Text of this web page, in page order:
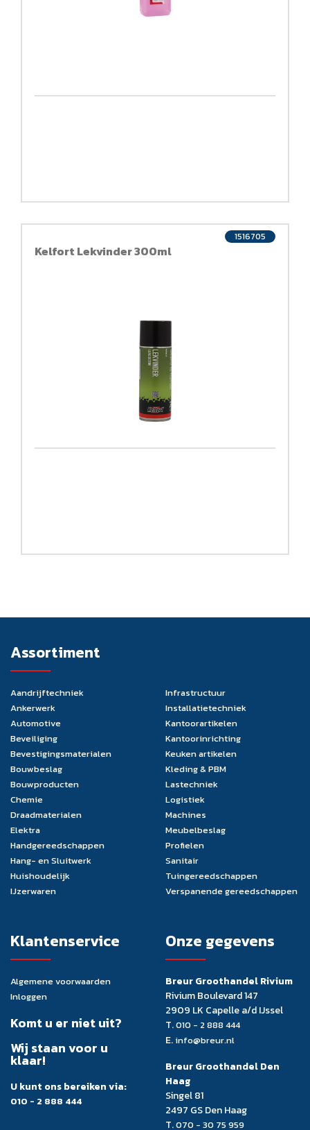
Kelfort Lekvinder 300ml
1516705
Assortiment
Aandrijftechniek
Ankerwerk
Automotive
Beveiliging
Bevestigingsmaterialen
Bouwbeslag
Bouwproducten
Chemie
Draadmaterialen
Elektra
Handgereedschappen
Hang- en Sluitwerk
Huishoudelijk
IJzerwaren
Infrastructuur
Installatietechniek
Kantoorartikelen
Kantoorinrichting
Keuken artikelen
Kleding & PBM
Lastechniek
Logistiek
Machines
Meubelbeslag
Profielen
Sanitair
Tuingereedschappen
Verspanende gereedschappen
Klantenservice
Algemene voorwaarden
Inloggen
Komt u er niet uit?
Wij staan voor u
klaar!
U kunt ons bereiken via:
010 - 2 888 444
Onze gegevens
Breur Groothandel Rivium
Rivium Boulevard 147
2909 LK Capelle a/d IJssel
T.010 - 2 888 444
E. info@breur.nl
Breur Groothandel Den
Haag
Singel 81
2497 GS Den Haag
T.070 - 30 75 959